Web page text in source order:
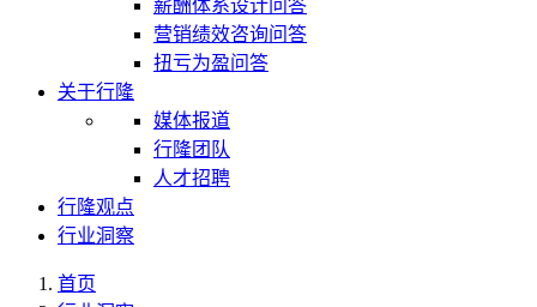
薪酬体系设计问答
营销绩效咨询问答
扭亏为盈问答
关于行隆
媒体报道
行隆团队
人才招聘
行隆观点
行业洞察
首页